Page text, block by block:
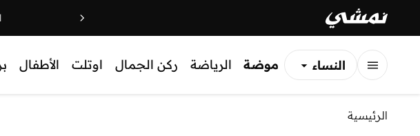
النساء
موضة الرياضة ركن الجمال اوتلت الأطفال
الرئيسية